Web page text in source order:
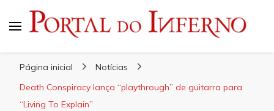
Página inicial
Notícias
Death Conspiracy lança “playthrough” de guitarra para
“Living To Explain”